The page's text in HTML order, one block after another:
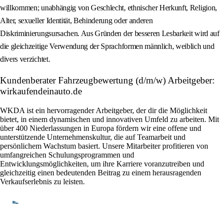
willkommen; unabhängig von Geschlecht, ethnischer Herkunft, Religion,
Alter, sexueller Identität, Behinderung oder anderen
Diskriminierungsursachen. Aus Gründen der besseren Lesbarkeit wird auf
die gleichzeitige Verwendung der Sprachformen männlich, weiblich und
divers verzichtet.
Kundenberater Fahrzeugbewertung (d/m/w) Arbeitgeber:
wirkaufendeinauto.de
WKDA ist ein hervorragender Arbeitgeber, der dir die Möglichkeit
bietet, in einem dynamischen und innovativen Umfeld zu arbeiten. Mit
über 400 Niederlassungen in Europa fördern wir eine offene und
unterstützende Unternehmenskultur, die auf Teamarbeit und
persönlichem Wachstum basiert. Unsere Mitarbeiter profitieren von
umfangreichen Schulungsprogrammen und
Entwicklungsmöglichkeiten, um ihre Karriere voranzutreiben und
gleichzeitig einen bedeutenden Beitrag zu einem herausragenden
Verkaufserlebnis zu leisten.